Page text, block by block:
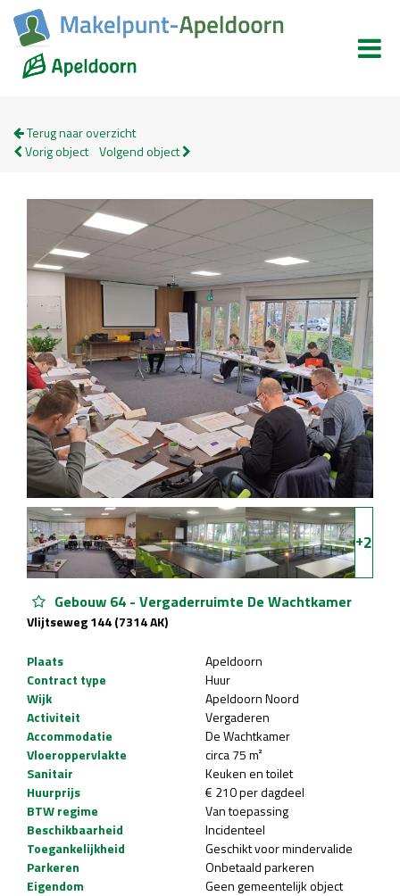
Terug naar overzicht
Vorig object Volgend object
+2
Gebouw 64 - Vergaderruimte De Wachtkamer
Vlijtseweg 144 (7314 AK)
Plaats
Apeldoorn
Contract type
Huur
Wijk
Apeldoorn Noord
Activiteit
Vergaderen
Accommodatie
De Wachtkamer
Vloeroppervlakte
circa 75 m²
Sanitair
Keuken en toilet
Huurprijs
€ 210 per dagdeel
BTW regime
Van toepassing
Beschikbaarheid
Incidenteel
Toegankelijkheid
Geschikt voor mindervalide
Parkeren
Onbetaald parkeren
Eigendom
Geen gemeentelijk object